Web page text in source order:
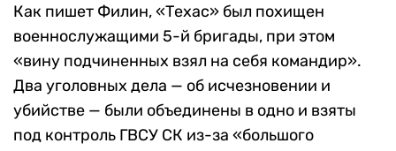
Как пишет Филин, «Техас» был похищен
военнослужащими 5-й бригады, при этом
«вину подчиненных взял на себя командир».
Два уголовных дела — об исчезновении и
убийстве — были объединены в одно и взяты
под контроль ГВСУ СК из-за «большого